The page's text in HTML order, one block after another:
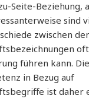
Seite-Beziehung,
sind
zwischen
führen kann. Die
in Bezug auf
ist daher